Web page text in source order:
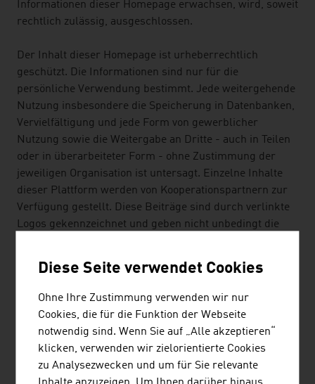
Informationen dieser Homepage erwachsen, wird, soweit
rechtlich zulässig, ausgeschlossen.
Der Inhalt dieser Homepage ist urheberrechtlich
geschützt. Die Informationen sind nur für die
persönliche Verwendung bestimmt. Jede weitergehende
Nutzung insbesondere die Speicherung in Datenbanken,
Vervielfältigung und jede Form von gewerblicher
Nutzung sowie die Weitergabe an Dritte - auch in Teilen
oder in überarbeiteter Form - ohne Zustimmung der
jeweiligen Organisation ist untersagt. Einzelne Inhalte
dieser Plattform werden von Kooperationspartnern zur
Verfügung gestellt. Diese Beiträge sind durch verlinkte
Logos gekennzeichnet und geben nicht unbedingt die
Hyperlinks aufwww.advantageaustria.org
willkommen. Jede Einbindung einzelner Seiten unseres
Angebotes in fremde Frames ist zu unterlassen.
HINWEIS ZUR GLEICHBEHANDLUNG DER
GESCHLECHTER
Diese Seite verwendet Cookies
Ohne Ihre Zustimmung verwenden wir nur
Cookies, die für die Funktion der Webseite
notwendig sind. Wenn Sie auf „Alle akzeptieren“
klicken, verwenden wir zielorientierte Cookies
zu Analysezwecken und um für Sie relevante